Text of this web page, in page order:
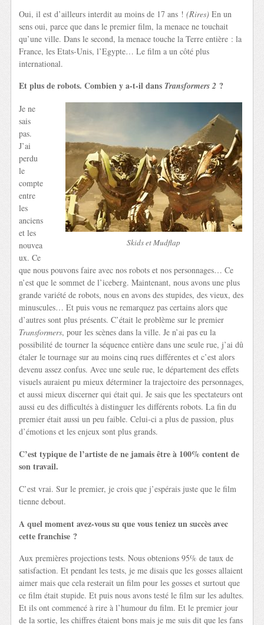
Oui, il est d’ailleurs interdit au moins de 17 ans !(Rires) En un
sens oui, parce que dans le premier film, la menace ne touchait
qu’une ville. Dans le second, la menace touche la Terre entière : la
France, les Etats-Unis, l’Egypte… Le film a un côté plus
international.
Et plus de robots. Combien y a-t-il dans Transformers 2 ?
Skids et Mudflap
Je ne
sais
pas.
J’ai
perdu
le
compte
entre
les
anciens
et les
nouvea
ux. Ce
que nous pouvons faire avec nos robots et nos personnages… Ce
n’est que le sommet de l’iceberg. Maintenant, nous avons une plus
grande variété de robots, nous en avons des stupides, des vieux, des
minuscules… Et puis vous ne remarquez pas certains alors que
d’autres sont plus présents. C’était le problème sur le premier
Transformers, pour les scènes dans la ville. Je n’ai pas eu la
possibilité de tourner la séquence entière dans une seule rue, j’ai dû
étaler le tournage sur au moins cinq rues différentes et c’est alors
devenu assez confus. Avec une seule rue, le département des effets
visuels auraient pu mieux déterminer la trajectoire des personnages,
et aussi mieux discerner qui était qui. Je sais que les spectateurs ont
aussi eu des difficultés à distinguer les différents robots. La fin du
premier était aussi un peu faible. Celui-ci a plus de passion, plus
d’émotions et les enjeux sont plus grands.
C’est typique de l’artiste de ne jamais être à 100% content de
son travail.
C’est vrai. Sur le premier, je crois que j’espérais juste que le film
tienne debout.
A quel moment avez-vous su que vous teniez un succès avec
cette franchise ?
Aux premières projections tests. Nous obtenions 95% de taux de
satisfaction. Et pendant les tests, je me disais que les gosses allaient
aimer mais que cela resterait un film pour les gosses et surtout que
ce film était stupide. Et puis nous avons testé le film sur les adultes.
Et ils ont commencé à rire à l’humour du film. Et le premier jour
de la sortie, les chiffres étaient bons mais je me suis dit que les fans